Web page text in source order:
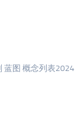
蓝图 概念列表2024